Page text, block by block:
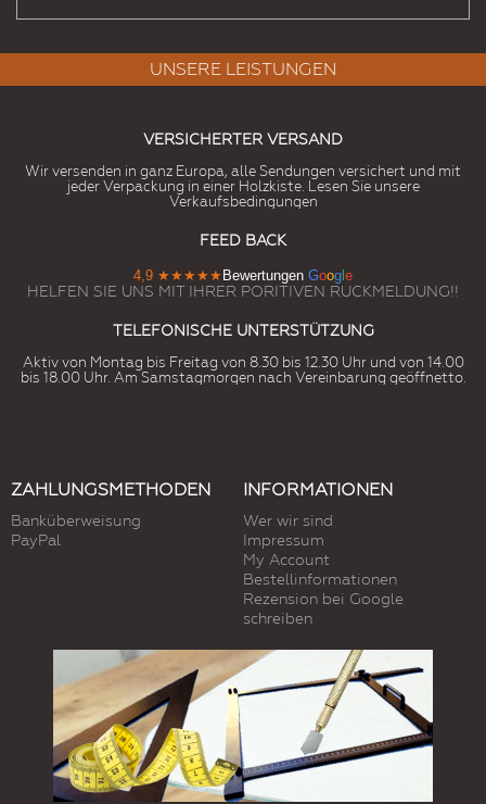
UNSERE LEISTUNGEN
VERSICHERTER VERSAND
Wir versenden in ganz Europa, alle Sendungen versichert und mit
jeder Verpackung in einer Holzkiste. Lesen Sie unsere
Verkaufsbedingungen
FEED BACK
4,9 ★★★★★ Bewertungen Goog e
HELFEN SIE UNS MIT IHRER PORITIVEN RUCKMELDUNG!!
TELEFONISCHE UNTERSTÜTZUNG
Aktiv von Montag bis Freitag von 8.30 bis 12.30 Uhr und von 14.00
bis 18.00 Uhr. Am Samstagmorgen nach Vereinbarung geöffnetto.
ZAHLUNGSMETHODEN
Banküberweisung
PayPal
INFORMATIONEN
Wer wir sind
Impressum
My Account
Bestellinformationen
Rezension bei Google
schreiben